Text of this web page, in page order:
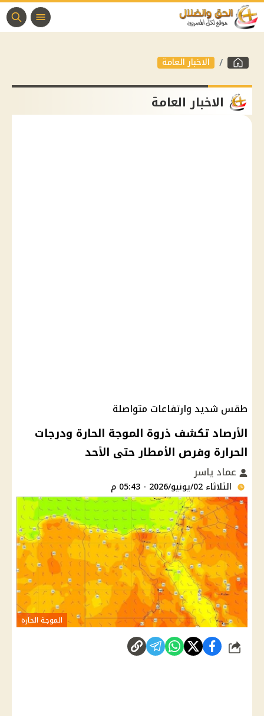
الاخبار العامة
الاخبار العامة
طقس شديد وارتفاعات متواصلة
الأرصاد تكشف ذروة الموجة الحارة ودرجات
الحرارة وفرص الأمطار حتى الأحد
عماد ياسر
الثلاثاء 02/يونيو/2026 - 05:43 م
الموجة الحارة
شارك